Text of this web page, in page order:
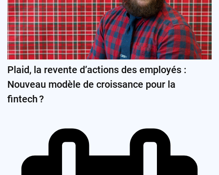
Plaid, la revente d’actions des employés :
Nouveau modèle de croissance pour la
fintech ?